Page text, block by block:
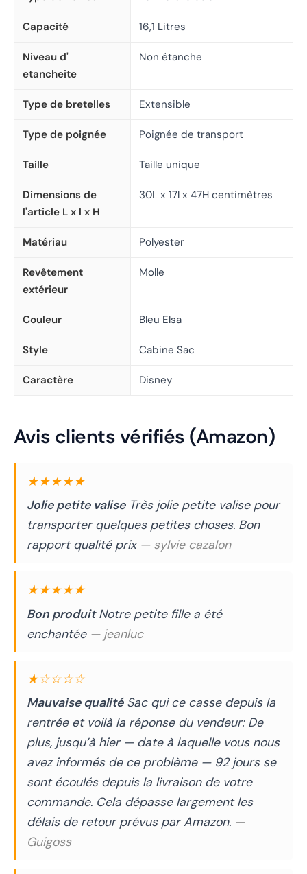
Capacité 16,1 Litres
Niveau d'
etancheite
Non étanche
Type de bretelles Extensible
Type de poignée Poignée de transport
Taille Taille unique
Dimensions de
l'article L x l x H
30L x 17l x 47H centimètres
Matériau Polyester
Revêtement
extérieur
Molle
Couleur Bleu Elsa
Style Cabine Sac
Caractère Disney
Avis clients vérifiés (Amazon)
★★★★★
Jolie petite valiseTrès jolie petite valise pour
transporter quelques petites choses. Bon
rapport qualité prix — sylvie cazalon
★★★★★
Bon produitNotre petite fille a été
enchantée — jeanluc
★☆☆☆☆
Mauvaise qualitéSac qui ce casse depuis la
rentrée et voilà la réponse du vendeur: De
plus, jusqu’à hier — date à laquelle vous nous
avez informés de ce problème — 92 jours se
sont écoulés depuis la livraison de votre
commande. Cela dépasse largement les
délais de retour prévus par Amazon. —
Guigoss